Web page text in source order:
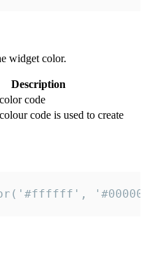
widget color.
Description
code
code is used to create